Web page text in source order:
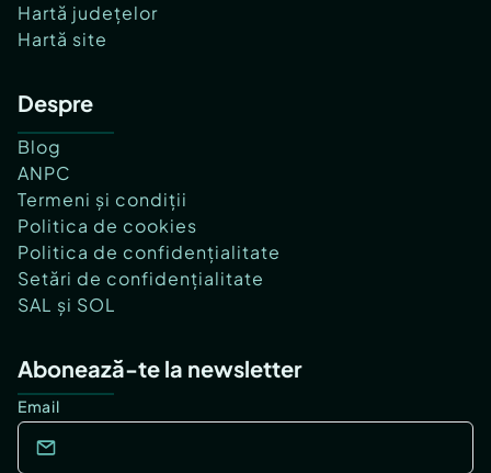
Hartă județelor
Hartă site
Despre
Blog
ANPC
Termeni și condiții
Politica de cookies
Politica de confidențialitate
Setări de confidențialitate
SAL și SOL
Abonează-te la newsletter
Email